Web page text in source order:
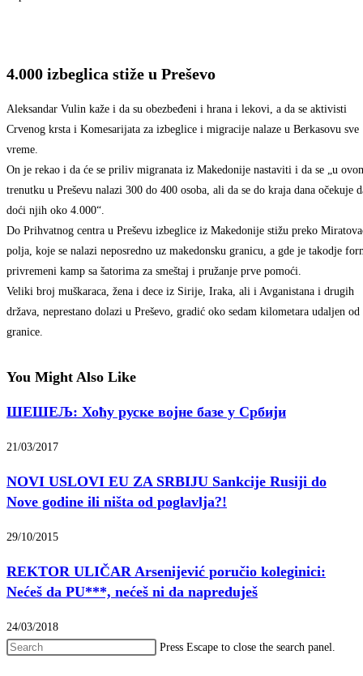
4.000 izbeglica stiže u Preševo
Aleksandar Vulin kaže i da su obezbeđeni i hrana i lekovi, a da se aktivisti
Crvenog krsta i Komesarijata za izbeglice i migracije nalaze u Berkasovu sve
vreme.
On je rekao i da će se priliv migranata iz Makedonije nastaviti i da se „u
trenutku u Preševu nalazi 300 do 400 osoba, ali da se do kraja dana očekuje
doći njih oko 4.000“.
Do Prihvatnog centra u Preševu izbeglice iz Makedonije stižu preko
polja, koje se nalazi neposredno uz makedonsku granicu, a gde je takodje
privremeni kamp sa šatorima za smeštaj i pružanje prve pomoći.
Veliki broj muškaraca, žena i dece iz Sirije, Iraka, ali i Avganistana i drugih
država, neprestano dolazi u Preševo, gradić oko sedam kilometara udaljen od
granice.
You Might Also Like
ШЕШЕЉ: Хоћу руске војне базе у Србији
21/03/2017
NOVI USLOVI EU ZA SRBIJU Sankcije Rusiji do
Nove godine ili ništa od poglavlja?!
29/10/2015
REKTOR ULIČAR Arsenijević poručio koleginici:
Nećeš da PU***, nećeš ni da napreduješ
24/03/2018
Press Escape to close the search panel.